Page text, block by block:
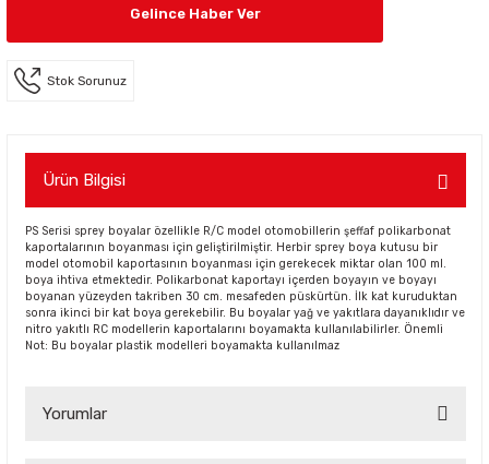
Gelince Haber Ver
Stok Sorunuz
Ürün Bilgisi
PS Serisi sprey boyalar özellikle R/C model otomobillerin şeffaf polikarbonat
kaportalarının boyanması için geliştirilmiştir. Herbir sprey boya kutusu bir
model otomobil kaportasının boyanması için gerekecek miktar olan 100 ml.
boya ihtiva etmektedir. Polikarbonat kaportayı içerden boyayın ve boyayı
boyanan yüzeyden takriben 30 cm. mesafeden püskürtün. İlk kat kuruduktan
sonra ikinci bir kat boya gerekebilir. Bu boyalar yağ ve yakıtlara dayanıklıdır ve
nitro yakıtlı RC modellerin kaportalarını boyamakta kullanılabilirler. Önemli
Not: Bu boyalar plastik modelleri boyamakta kullanılmaz
Yorumlar